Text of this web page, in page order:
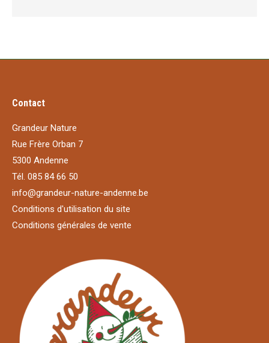
Contact
Grandeur Nature
Rue Frère Orban 7
5300 Andenne
Tél. 085 84 66 50
info@grandeur-nature-andenne.be
Conditions d'utilisation du site
Conditions générales de vente